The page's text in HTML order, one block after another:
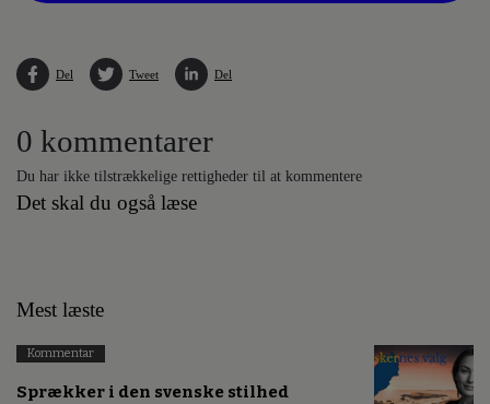
Del Tweet Del
0 kommentarer
Du har ikke tilstrækkelige rettigheder til at kommentere
Det skal du også læse
Mest læste
Kommentar
Sprækker i den svenske stilhed